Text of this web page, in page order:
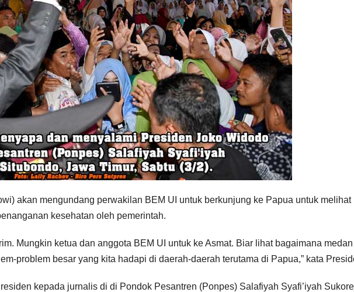
akan mengundang perwakilan BEM UI untuk berkunjung ke Papua untuk melihat
kesehatan oleh pemerintah.
Mungkin ketua dan anggota BEM UI untuk ke Asmat. Biar lihat bagaimana
problem besar yang kita hadapi di daerah-daerah terutama di Papua,” kata
kepada jurnalis di di Pondok Pesantren (Ponpes) Salafiyah Syafi’iyah